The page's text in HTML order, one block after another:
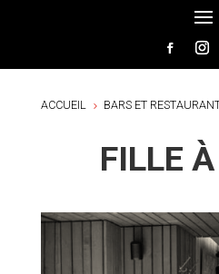
ACCUEIL 5 BARS ET
FILLE